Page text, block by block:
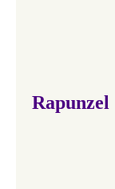
Rapunzel